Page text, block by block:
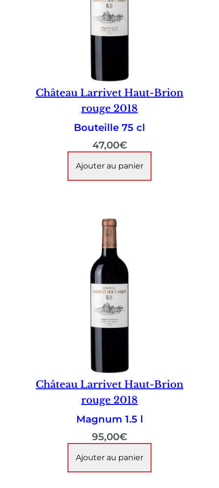
Château Larrivet Haut-Brion
rouge 2018
Bouteille 75 cl
47,00€
Ajouter au panier
Château Larrivet Haut-Brion
rouge 2018
Magnum 1.5 l
95,00€
Ajouter au panier